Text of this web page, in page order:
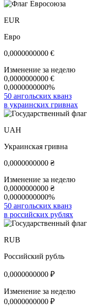
EUR
Евро
0,0000000000 €
Изменение за неделю
0,0000000000 €
0,0000000000%
50 ангольских кванз
в украинских гривнах
UAH
Украинская гривна
0,0000000000 ₴
Изменение за неделю
0,0000000000 ₴
0,0000000000%
50 ангольских кванз
в российских рублях
RUB
Российский рубль
0,0000000000 ₽
Изменение за неделю
0,0000000000 ₽